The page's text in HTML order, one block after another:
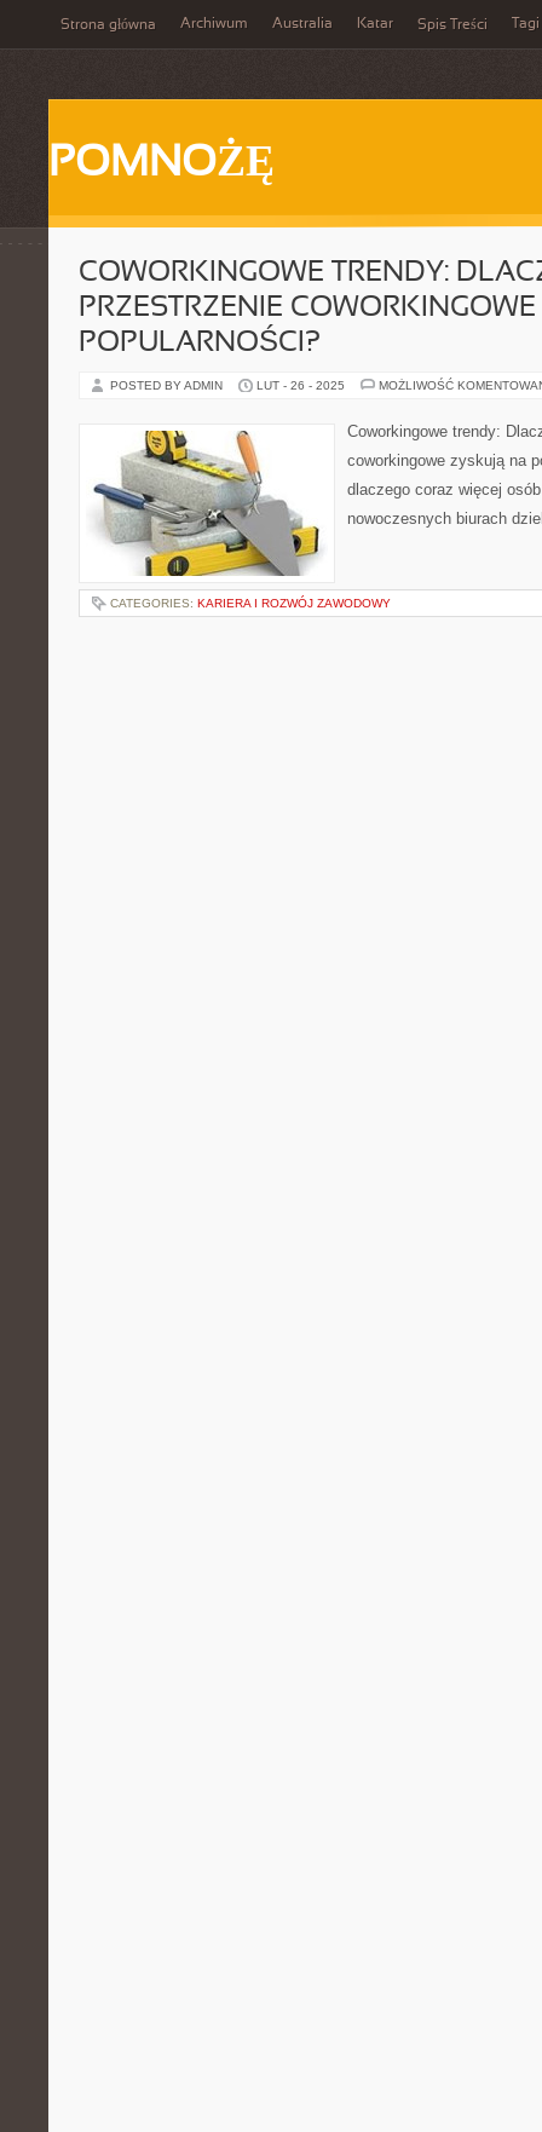
Strona główna Archiwum Australia Katar Spis Treści Tagi
POMNOŻĘ
COWORKINGOWE TRENDY:
PRZESTRZENIE
POPULARNOŚCI?
POSTED BY ADMIN LUT - 26 - 2025 MOŻLIWOŚĆ
Coworkingowe trendy:
coworkingowe zyskują na
dlaczego coraz więcej
nowoczesnych biurach
CATEGORIES: KARIERA I ROZWÓJ ZAWODOWY